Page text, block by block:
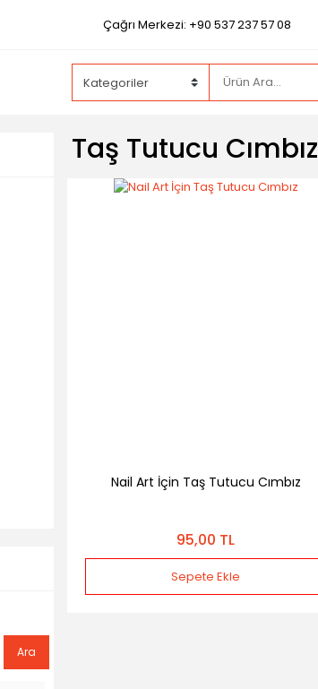
Çağrı Merkezi: +90 537 237 57 08
Ara
Taş Tutucu Cımbız
Nail Art İçin Taş Tutucu Cımbız
95,00 TL
Sepete Ekle